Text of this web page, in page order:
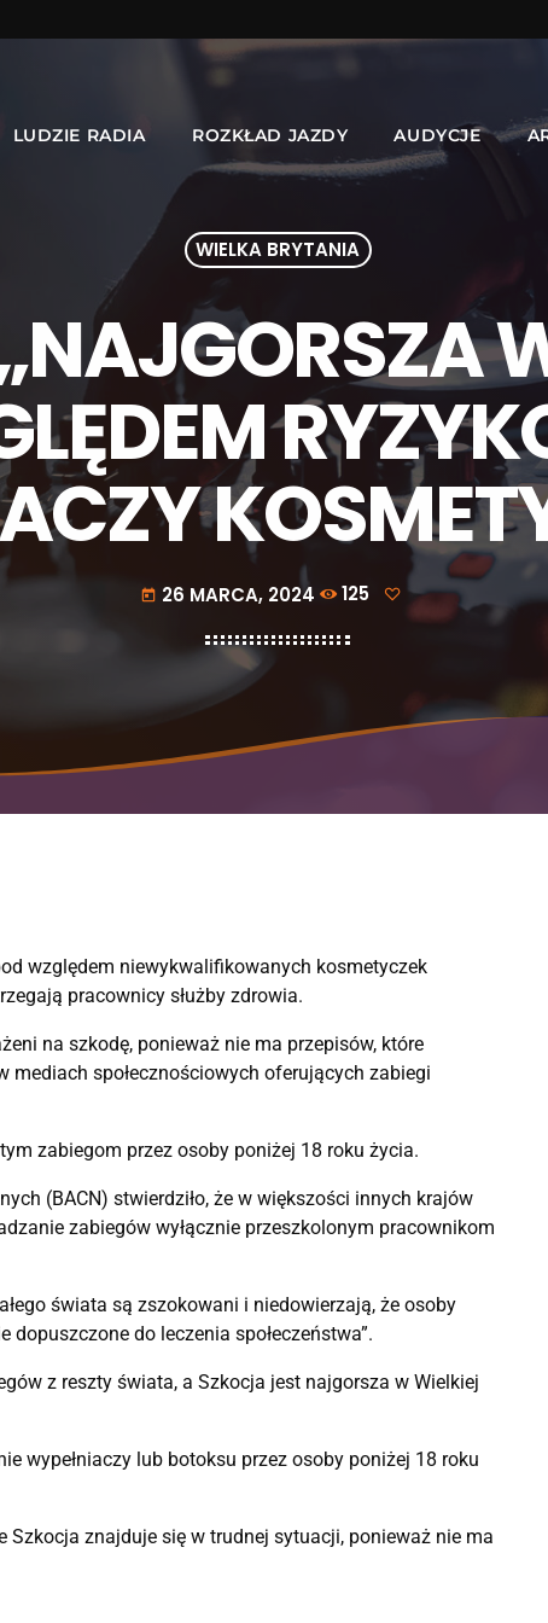
LUDZIE RADIA ROZKŁAD JAZDY AUDYCJE
WIELKA BRYTANIA
today 26 MARCA, 2024 125
względem niewykwalifikowanych kosmetyczek
pracownicy służby zdrowia.
na szkodę, ponieważ nie ma przepisów, które
mediach społecznościowych oferujących zabiegi
zabiegom przez osoby poniżej 18 roku życia.
(BACN) stwierdziło, że w większości innych krajów
zabiegów wyłącznie przeszkolonym pracownikom
świata są zszokowani i niedowierzają, że osoby
do leczenia społeczeństwa”.
z reszty świata, a Szkocja jest najgorsza w Wielkiej
wypełniaczy lub botoksu przez osoby poniżej 18 roku
Szkocja znajduje się w trudnej sytuacji, ponieważ nie ma